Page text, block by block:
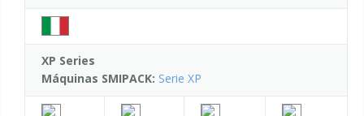
XP Series
Máquinas SMIPACK: Serie XP